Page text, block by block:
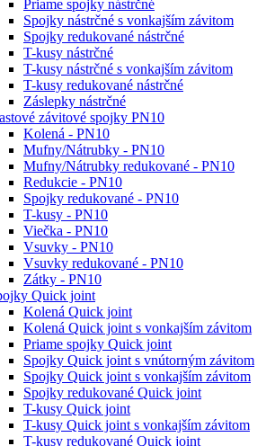
Priame spojky nástrčné
Spojky nástrčné s vonkajším závitom
Spojky redukované nástrčné
T-kusy nástrčné
T-kusy nástrčné s vonkajším závitom
T-kusy redukované nástrčné
Záslepky nástrčné
závitové spojky PN10
Kolená - PN10
Mufny/Nátrubky - PN10
Mufny/Nátrubky redukované - PN10
Redukcie - PN10
Spojky redukované - PN10
T-kusy - PN10
Viečka - PN10
Vsuvky - PN10
Vsuvky redukované - PN10
Zátky - PN10
Quick joint
Kolená Quick joint
Kolená Quick joint s vonkajším závitom
Priame spojky Quick joint
Spojky Quick joint s vnútorným závitom
Spojky Quick joint s vonkajším závitom
Spojky redukované Quick joint
T-kusy Quick joint
T-kusy Quick joint s vonkajším závitom
T-kusy redukované Quick joint